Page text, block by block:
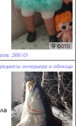
9 фото
266 (0)
интерьера и обихода